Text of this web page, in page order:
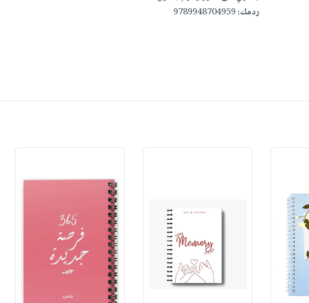
ردمك:9789948704959